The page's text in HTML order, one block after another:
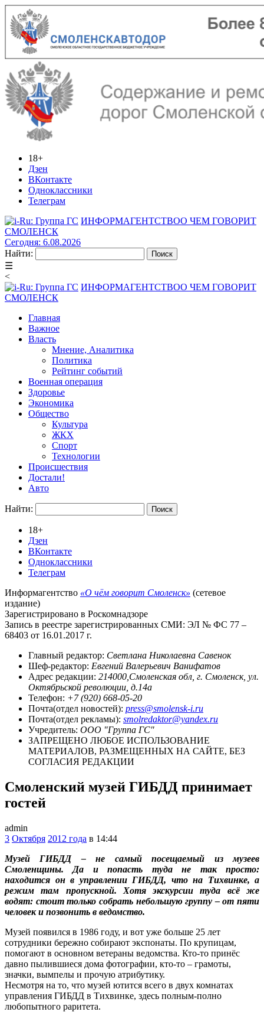
18+
Дзен
ВКонтакте
Одноклассники
Телеграм
ИНФОРМАГЕНТСТВОО ЧЕМ ГОВОРИТ
СМОЛЕНСК
Сегодня: 6.08.2026
Найти:
☰
<
ИНФОРМАГЕНТСТВОО ЧЕМ ГОВОРИТ
СМОЛЕНСК
Главная
Важное
Власть
Мнение, Аналитика
Политика
Рейтинг событий
Военная операция
Здоровье
Экономика
Общество
Культура
ЖКХ
Спорт
Технологии
Происшествия
Достали!
Авто
Найти:
18+
Дзен
ВКонтакте
Одноклассники
Телеграм
Информагентство «О чём говорит Смоленск» (сетевое
издание)
Зарегистрировано в Роскомнадзоре
Запись в реестре зарегистрированных СМИ: ЭЛ № ФС 77 –
68403 от 16.01.2017 г.
Главный редактор: Светлана Николаевна Савенок
Шеф-редактор: Евгений Валерьевич Ванифатов
Адрес редакции: 214000,Смоленская обл, г. Смоленск, ул.
Октябрьской революции, д.14а
Телефон: +7 (920) 668-05-20
Почта(отдел новостей): press@smolensk-i.ru
Почта(отдел рекламы): smolredaktor@yandex.ru
Учредитель: ООО "Группа ГС"
ЗАПРЕЩЕНО ЛЮБОЕ ИСПОЛЬЗОВАНИЕ
МАТЕРИАЛОВ, РАЗМЕЩЕННЫХ НА САЙТЕ, БЕЗ
СОГЛАСИЯ РЕДАКЦИИ
Смоленский музей ГИБДД принимает
гостей
admin
3 Октября 2012 года в 14:44
Музей ГИБДД – не самый посещаемый из музеев
Смоленщины. Да и попасть туда не так просто:
находится он в управлении ГИБДД, что на Тихвинке, а
режим там пропускной. Хотя экскурсии туда всё же
водят: стоит только собрать небольшую группу – от пяти
человек и позвонить в ведомство.
Музей появился в 1986 году, и вот уже больше 25 лет
сотрудники бережно собирают экспонаты. По крупицам,
помогают в основном ветераны ведомства. Кто-то принёс
давно пылившиеся дома фотографии, кто-то – грамоты,
значки, вымпелы и прочую атрибутику.
Несмотря на то, что музей ютится всего в двух комнатах
управления ГИБДД в Тихвинке, здесь полным-полно
любопытного раритета.